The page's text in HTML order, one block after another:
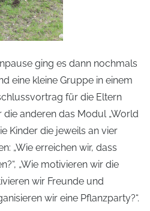
ging es dann nochmals
eine kleine Gruppe in einem
für die Eltern
anderen das Modul „World
Kinder die jeweils an vier
„Wie erreichen wir, dass
„Wie motivieren wir die
wir Freunde und
wir eine Pflanzparty?“.